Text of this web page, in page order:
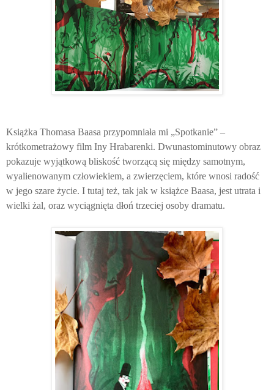
Książka Thomasa Baasa przypomniała mi „Spotkanie” –
krótkometrażowy film Iny Hrabarenki. Dwunastominutowy obraz
pokazuje wyjątkową bliskość tworzącą się między samotnym,
wyalienowanym człowiekiem, a zwierzęciem, które wnosi radość
w jego szare życie. I tutaj też, tak jak w książce Baasa, jest utrata i
wielki żal, oraz wyciągnięta dłoń trzeciej osoby dramatu.